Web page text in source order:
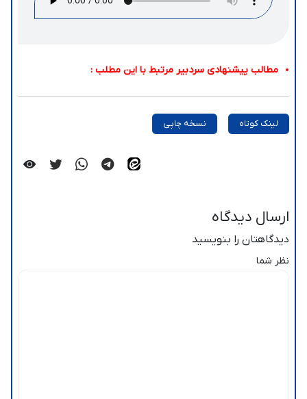
مطالب پیشنهادی سردبیر مرتبط با این مطلب :
لینک کوتاه نسخه چاپی
ارسال دیدگاه
دیدگاهتان را بنویسید
نظر شما